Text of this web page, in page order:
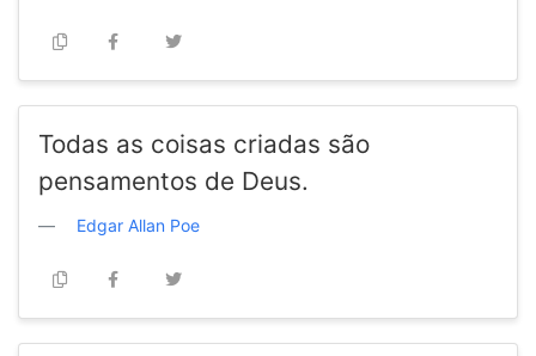
Todas as coisas criadas são
pensamentos de Deus.
Edgar Allan Poe